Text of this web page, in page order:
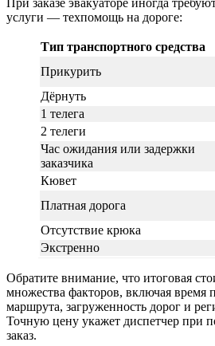
При заказе эвакуаторе иногда
услуги — техпомощь на дороге:
Тип транспортного средства
Прикурить
Дёрнуть
1 телега
2 телеги
Час ожидания или задержки
заказчика
Кювет
Платная дорога
Отсутствие крюка
Экстренно
Обратите внимание, что итоговая
множества факторов, включая время
маршрута, загруженность дорог и
Точную цену укажет диспетчер при
заказ.